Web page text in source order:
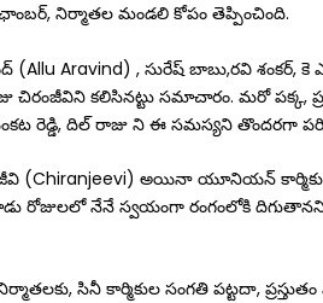
నిర్మాతల మండలి కోపం తెప్పించింది.
(Allu Aravind) , సురేష్ బాబు,రవి
కలిసినట్టు సమాచారం. మరో పక్క,
రెడ్డి, దిల్ రాజు ని ఈ సమస్యని తొందరగా
(Chiranjeevi) అయినా యూనియన్
రోజులలో నేనే స్వయంగా రంగంలోకి దిగుతానని
సినీ కార్మికుల సంగతి పట్టదా,